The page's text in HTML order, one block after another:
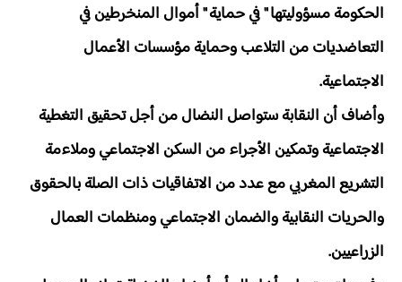
الحكومة مسؤوليتها " في حماية " أموال المنخرطين في
التعاضديات من التلاعب وحماية مؤسسات الأعمال
الاجتماعية.
وأضاف أن النقابة ستواصل النضال من أجل تحقيق التغطية
الاجتماعية وتمكين الأجراء من السكن الاجتماعي وملاءمة
التشريع المغربي مع عدد من الاتفاقيات ذات الصلة بالحقوق
والحريات النقابية والضمان الاجتماعي ومنظمات العمال
الزراعيين.